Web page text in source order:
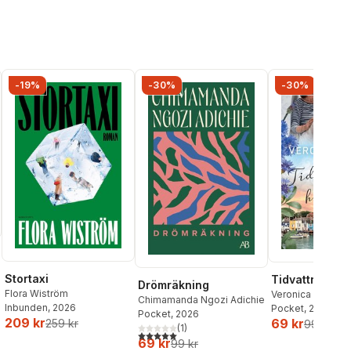
-19%
Stortaxi
Flora Wiström
Inbunden, 2026
209 kr259 kr
-30%
Drömräkning
Chimamanda Ngozi Adichie
Pocket, 2026
5,0utav 5 stjärnor. Totalt antal röster:
(1)
69 kr99 kr
-30%
Tidvattnets
Veronica Henry
Pocket, 2026
69 kr99 kr